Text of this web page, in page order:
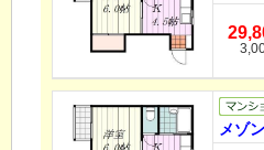
メゾ